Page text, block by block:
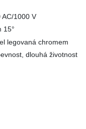
AC/1000 V
15°
legovaná chromem
dlouhá životnost